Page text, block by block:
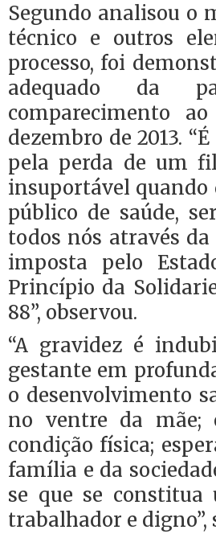
Segundo analisou o
técnico e outros
processo, foi
adequado da
comparecimento
dezembro de 2013.
pela perda de um
insuportável quando
público de saúde,
todos nós através
imposta pelo
Princípio da
88”, observou.
“A gravidez é
gestante em
o desenvolvimento
no ventre da mãe;
condição física;
família e da
se que se constitua
trabalhador e